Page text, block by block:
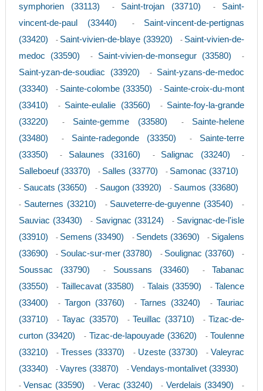
symphorien (33113)
- Saint-trojan (33710) - Saint-
vincent-de-paul (33440)
- Saint-vincent-de-pertignas
(33420)
- Saint-vivien-de-blaye (33920) - Saint-vivien-de-
medoc (33590)
- Saint-vivien-de-monsegur (33580) -
Saint-yzan-de-soudiac (33920) - Saint-yzans-de-medoc
(33340)
- Sainte-colombe (33350) - Sainte-croix-du-mont
(33410)
- Sainte-eulalie (33560) - Sainte-foy-la-grande
(33220)
- Sainte-gemme (33580) - Sainte-helene
(33480)
- Sainte-radegonde (33350) - Sainte-terre
(33350)
- Salaunes (33160) - Salignac (33240) -
Salleboeuf (33370) - Salles (33770) - Samonac (33710)
- Saucats (33650) - Saugon (33920) - Saumos (33680)
- Sauternes (33210) - Sauveterre-de-guyenne (33540) -
Sauviac (33430) - Savignac (33124) - Savignac-de-l'isle
(33910)
- Semens (33490) - Sendets (33690) - Sigalens
(33690)
- Soulac-sur-mer (33780) - Soulignac (33760) -
Soussac (33790) - Soussans (33460) - Tabanac
(33550)
- Taillecavat (33580) - Talais (33590) - Talence
(33400)
- Targon (33760) - Tarnes (33240) - Tauriac
(33710)
- Tayac (33570) - Teuillac (33710) - Tizac-de-
curton (33420)
- Tizac-de-lapouyade (33620) - Toulenne
(33210)
- Tresses (33370) - Uzeste (33730) - Valeyrac
(33340)
- Vayres (33870) - Vendays-montalivet (33930)
- Vensac (33590) - Verac (33240) - Verdelais (33490) -